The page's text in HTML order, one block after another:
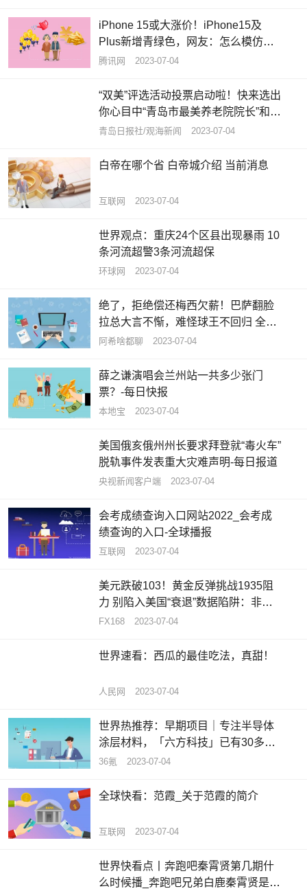
iPhone 15或大涨价！iPhone15及
Plus新增青绿色，网友：怎么模仿我
的iPhone12呢？ 焦点速读
腾讯网 2023-07-04
“双美”评选活动投票启动啦！快来选出
你心目中“青岛市最美养老院院长”和
“青岛市最美养老护理员”|全球资讯
青岛日报社/观海新闻 2023-07-04
白帝在哪个省 白帝城介绍 当前消息
互联网 2023-07-04
世界观点：重庆24个区县出现暴雨 10
条河流超警3条河流超保
环球网 2023-07-04
绝了，拒绝偿还梅西欠薪！巴萨翻脸
拉总大言不惭，难怪球王不回归 全球
速看料
阿希啥都聊 2023-07-04
薛之谦演唱会兰州站一共多少张门
票？-每日快报
本地宝 2023-07-04
美国俄亥俄州州长要求拜登就“毒火车”
脱轨事件发表重大灾难声明-每日报道
央视新闻客户端 2023-07-04
会考成绩查询入口网站2022_会考成
绩查询的入口-全球播报
互联网 2023-07-04
美元跌破103！黄金反弹挑战1935阻
力 别陷入美国“衰退”数据陷阱：非农
将成美元买盘拐点_天天热推荐
FX168 2023-07-04
世界速看：西瓜的最佳吃法，真甜！
人民网 2023-07-04
世界热推荐：早期项目｜专注半导体
涂层材料，「六方科技」已有30多家
合作伙伴
36氪 2023-07-04
全球快看：范霞_关于范霞的简介
互联网 2023-07-04
世界快看点丨奔跑吧秦霄贤第几期什
么时候播_奔跑吧兄弟白鹿秦霄贤是哪